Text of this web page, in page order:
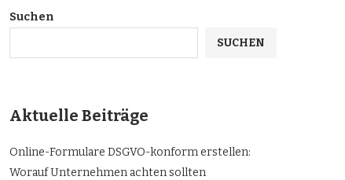
Suchen
SUCHEN
Aktuelle Beiträge
Online-Formulare DSGVO-konform erstellen:
Worauf Unternehmen achten sollten